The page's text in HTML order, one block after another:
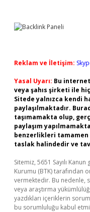
Reklam ve İletişim:
Yasal Uyarı: Bu
veya şahıs şirketi ile
Sitede yalnızca kendi
paylaşılmaktadır.
taşımamakta olup,
paylaşım
benzerlikleri
taslak halindedir ve
Sitemiz, 5651 Sayılı
Kurumu (BTK) tarafından
vermektedir. Bu nedenle,
veya araştırma
yazdıkları içeriklerin
bu sorumluluğu kabul